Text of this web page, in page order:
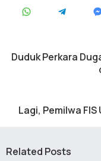
Duduk Perkara
Lagi, Pemilwa FIS
Related Posts